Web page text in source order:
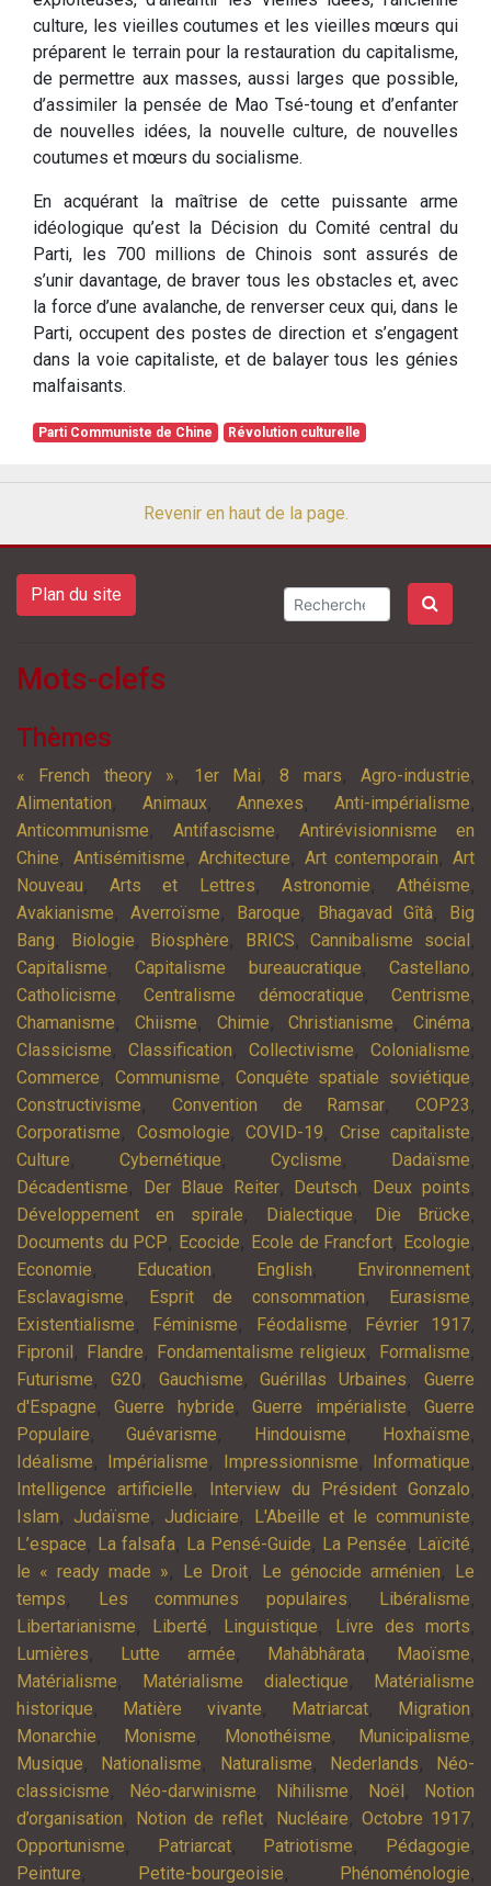
culture, les vieilles coutumes et les vieilles mœurs qui
préparent le terrain pour la restauration du capitalisme,
de permettre aux masses, aussi larges que possible,
d’assimiler la pensée de Mao Tsé-toung et d’enfanter
de nouvelles idées, la nouvelle culture, de nouvelles
coutumes et mœurs du socialisme.
En acquérant la maîtrise de cette puissante arme
idéologique qu’est la Décision du Comité central du
Parti, les 700 millions de Chinois sont assurés de
s’unir davantage, de braver tous les obstacles et, avec
la force d’une avalanche, de renverser ceux qui, dans le
Parti, occupent des postes de direction et s’engagent
dans la voie capitaliste, et de balayer tous les génies
malfaisants.
Parti Communiste de Chine Révolution culturelle
Revenir en haut de la page.
Plan du site
Mots-clefs
Thèmes
« French theory », 1er Mai,8 mars, Agro-industrie,
Alimentation, Animaux,Annexes,Anti-impérialisme,
Anticommunisme, Antifascisme, Antirévisionnisme en
Chine, Antisémitisme,Architecture, Art contemporain,Art
Nouveau,Arts et Lettres, Astronomie,Athéisme,
Avakianisme,Averroïsme, Baroque, Bhagavad Gîtâ,
Big
Bang, Biologie, Biosphère, BRICS,Cannibalisme social ,
Capitalisme,Capitalisme bureaucratique,Castellano,
Catholicisme,Centralisme démocratique,Centrisme,
Chamanisme, Chiisme, Chimie,Christianisme, Cinéma,
Classicisme, Classification, Collectivisme, Colonialisme,
Commerce, Communisme, Conquête spatiale soviétique,
Constructivisme, Convention de Ramsar, COP23 ,
Corporatisme, Cosmologie, COVID-19, Crise capitaliste,
Culture, Cybernétique, Cyclisme, Dadaïsme,
Décadentisme, Der Blaue Reiter, Deutsch, Deux points,
Développement en spirale, Dialectique, Die Brücke,
Documents du PCP, Ecocide, Ecole de Francfort, Ecologie,
Economie, Education, English, Environnement,
Esclavagisme, Esprit de consommation, Eurasisme,
Existentialisme, Féminisme, Féodalisme, Février 1917,
Fipronil , Flandre, Fondamentalisme religieux, Formalisme,
Futurisme, G20, Gauchisme,Guérillas Urbaines,Guerre
d'Espagne,Guerre hybride,Guerre impérialiste,Guerre
Populaire,Guévarisme, Hindouisme, Hoxhaïsme,
Idéalisme, Impérialisme, Impressionnisme, Informatique,
Intelligence artificielle, Interview du Président Gonzalo,
Islam, Judaïsme, Judiciaire, L'Abeille et le communiste,
L’espace, La falsafa, La Pensé-Guide, La Pensée, Laïcité,
le « ready made », Le Droit, Le génocide arménien,
Le
temps, Les communes populaires, Libéralisme,
Libertarianisme, Liberté, Linguistique, Livre des morts,
Lumières, Lutte armée, Mahâbhârata, Maoïsme,
Matérialisme, Matérialisme dialectique,
Matérialisme
historique, Matière vivante, Matriarcat, Migration,
Monarchie, Monisme, Monothéisme, Municipalisme,
Musique, Nationalisme, Naturalisme, Nederlands,
Néo-
classicisme, Néo-darwinisme, Nihilisme, Noël ,
Notion
d’organisation, Notion de reflet, Nucléaire, Octobre 1917,
Opportunisme, Patriarcat, Patriotisme, Pédagogie,
Peinture, Petite-bourgeoisie, Phénoménologie,